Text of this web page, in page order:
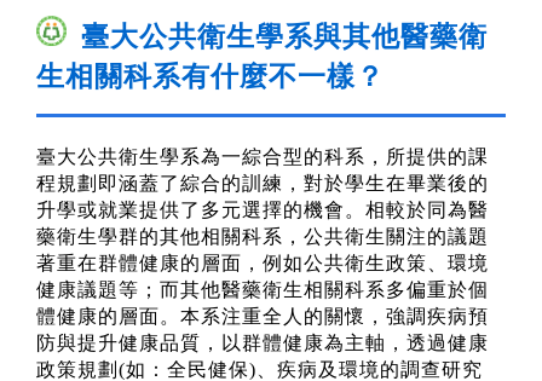
臺大公共衛生學系與其他醫藥衛
生相關科系有什麼不一樣 ？
臺大公共衛生學系為一綜合型的科系，所提供的課
程規劃即涵蓋了綜合的訓練，對於學生在畢業後的
升學或就業提供了多元選擇的機會。相較於同為醫
藥衛生學群的其他相關科系，公共衛生關注的議題
著重在群體健康的層面，例如公共衛生政策、環境
健康議題等；而其他醫藥衛生相關科系多偏重於個
體健康的層面。 本系注重全人的關懷，強調疾病預
防與提升健康品質，以群體健康為主軸，透過健康
政策規劃 (如 ： 全民健保) 、疾病及環境的調查研究